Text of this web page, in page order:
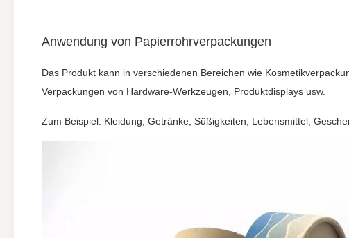
Anwendung von Papierrohrverpackungen
Das Produkt kann in verschiedenen Bereichen wie
Verpackungen von Hardware-Werkzeugen, Produktdisplays usw.
Zum Beispiel: Kleidung, Getränke, Süßigkeiten, Lebensmittel,